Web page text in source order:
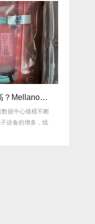
许多企业仍在饱受旧线缆频
的困扰，平均每月故障达3